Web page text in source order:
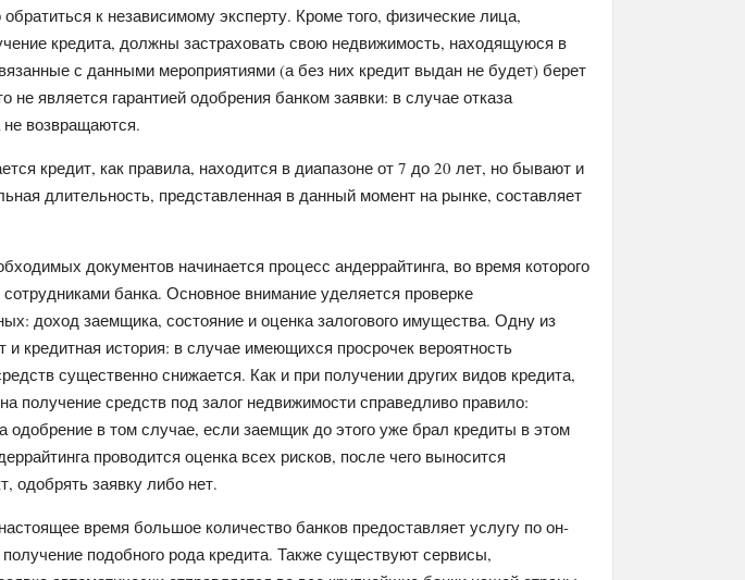
к независимому эксперту. Кроме того, физические лица,
кредита, должны застраховать свою недвижимость, находящуюся в
с данными мероприятиями (а без них кредит выдан не будет) берет
не является гарантией одобрения банком заявки: в случае отказа
возвращаются.
кредит, как правила, находится в диапазоне от 7 до 20 лет, но бывают и
длительность, представленная в данный момент на рынке, составляет
документов начинается процесс андеррайтинга, во время которого
банка. Основное внимание уделяется проверке
доход заемщика, состояние и оценка залогового имущества. Одну из
и кредитная история: в случае имеющихся просрочек вероятность
существенно снижается. Как и при получении других видов кредита,
получение средств под залог недвижимости справедливо правило:
одобрение в том случае, если заемщик до этого уже брал кредиты в этом
проводится оценка всех рисков, после чего выносится
одобрять заявку либо нет.
время большое количество банков предоставляет услугу по он-
подобного рода кредита. Также существуют сервисы,